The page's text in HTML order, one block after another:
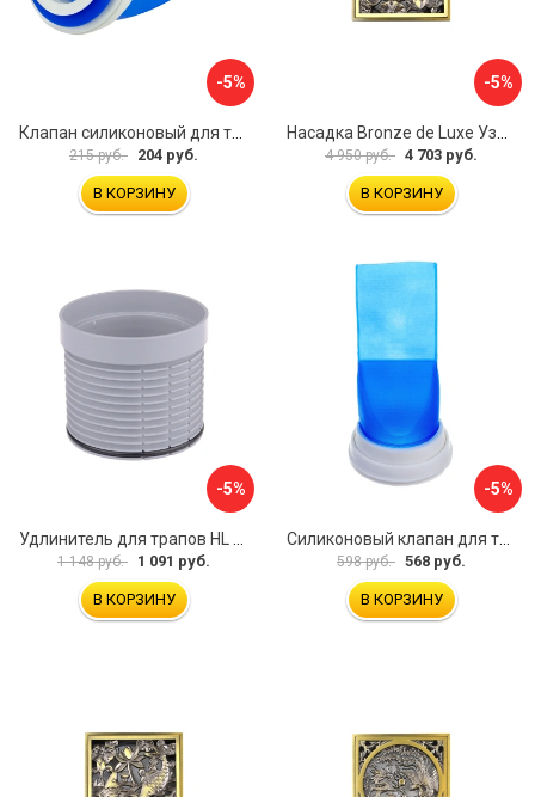
-5%
215 руб. 204 руб.
В КОРЗИНУ
-5%
4 950 руб. 4 703 руб.
В КОРЗИНУ
-5%
Удлинитель для трапов HL 340N
1 148 руб. 1 091 руб.
В КОРЗИНУ
-5%
Силиконовый клапан для трапа VIDAGE 0915018
598 руб. 568 руб.
В КОРЗИНУ